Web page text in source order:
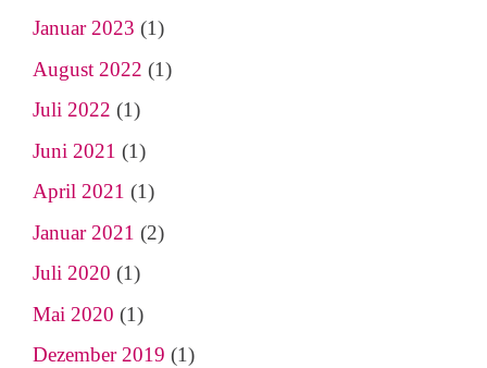
Januar 2023 (1)
August 2022 (1)
Juli 2022 (1)
Juni 2021 (1)
April 2021 (1)
Januar 2021 (2)
Juli 2020 (1)
Mai 2020 (1)
Dezember 2019 (1)